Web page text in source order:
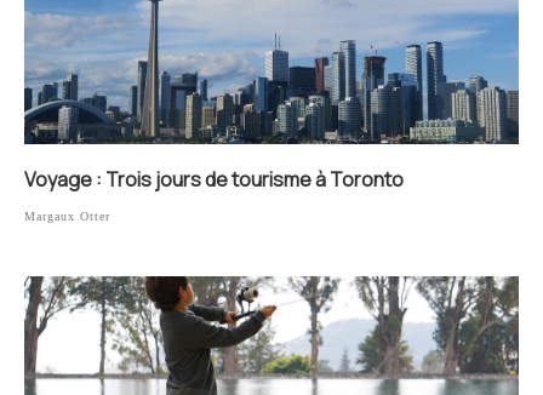
Voyage : Trois jours de tourisme à Toronto
Margaux Otter